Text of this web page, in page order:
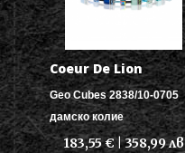
Coeur De Lion
Geo Cubes 2838/10-0705
дамско колие
183,55 € | 358,99 лв